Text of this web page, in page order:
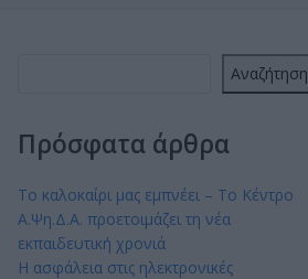
Αναζήτηση
Πρόσφατα άρθρα
Το καλοκαίρι μας εμπνέει – Το Κέντρο
Α.Ψη.Δ.Α. προετοιμάζει τη νέα
εκπαιδευτική χρονιά
Η ασφάλεια στις ηλεκτρονικές